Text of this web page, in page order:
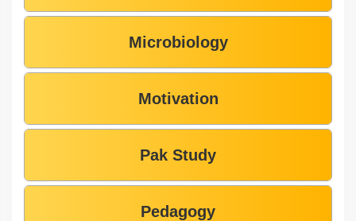
Microbiology
Motivation
Pak Study
Pedagogy